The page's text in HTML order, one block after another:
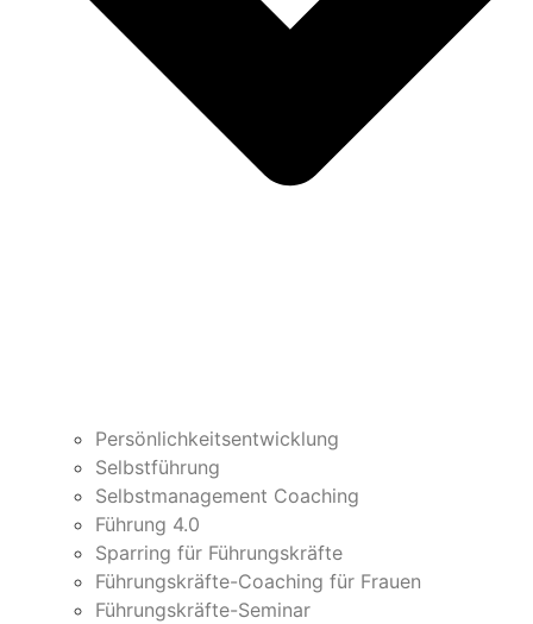
Persönlichkeitsentwicklung
Selbstführung
Selbstmanagement Coaching
Führung 4.0
Sparring für Führungskräfte
Führungskräfte-Coaching für Frauen
Führungskräfte-Seminar